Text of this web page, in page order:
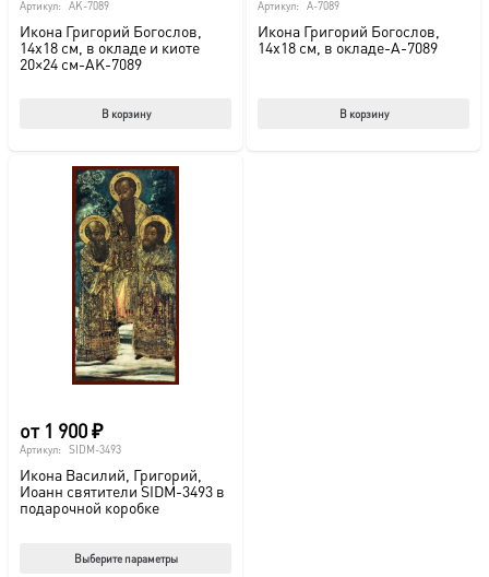
Артикул: AK-7089
Икона Григорий Богослов,
14х18 см, в окладе и киоте
20×24 см-AK-7089
В корзину
Артикул: A-7089
Икона Григорий Богослов,
14х18 см, в окладе-A-7089
В корзину
от 1 900₽
Артикул: SIDM-3493
Икона Василий, Григорий,
Иоанн святители SIDM-3493 в
подарочной коробке
Выберите параметры